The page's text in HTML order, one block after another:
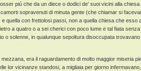
piú che da un diece o dodici de' suoi vicini alla
sopravenuti di minuta gente (che chiamar si
quella con frettolosi passi, non a quella chiesa che esso
a quatro o a sei cherici con poco lume e tal fiata
o solenne, in qualunque sepoltura disoccupata trovavano
era il raguardamento di molto maggior miseria
lor vicinanze standosi, a migliaia per giorno